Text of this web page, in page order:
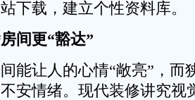
下载，建立个性资料库。
间更“豁达”
让人的心情“敞亮”，而
安情绪。现代装修讲究视